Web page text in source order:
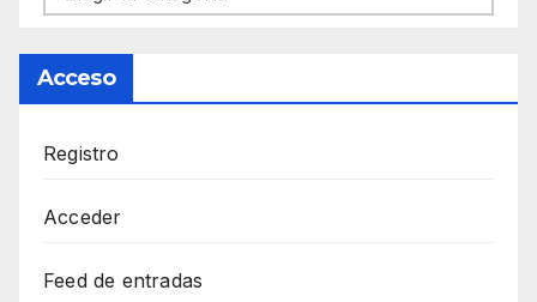
Acceso
Registro
Acceder
Feed de entradas